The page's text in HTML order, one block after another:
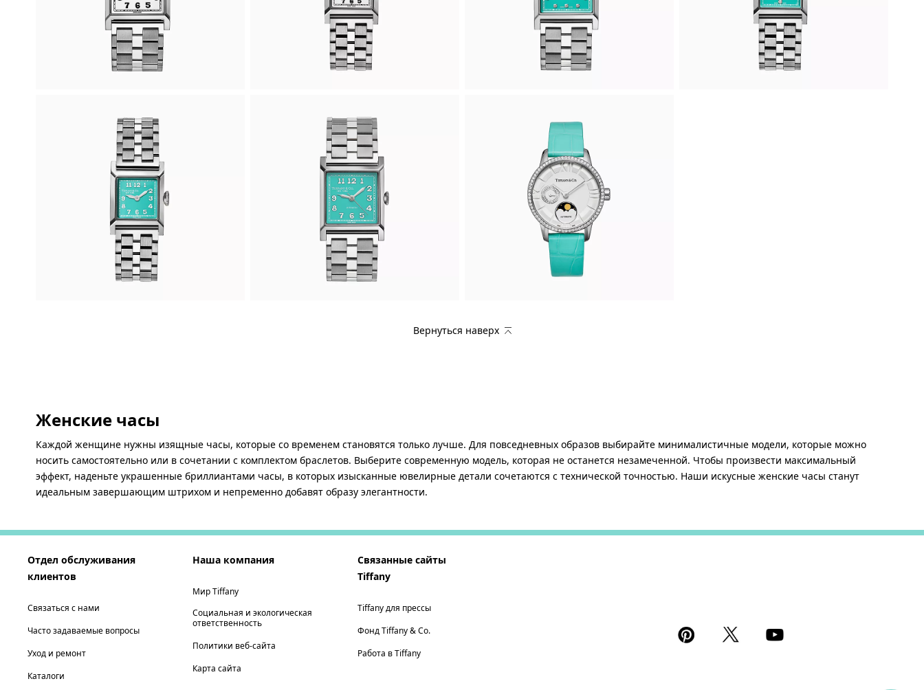
Вернуться наверх
Женские часы
Каждой женщине нужны изящные часы, которые со временем становятся только лучше. Для повседневных образов выбирайте минималистичные модели, которые можно
носить самостоятельно или в сочетании с комплектом браслетов. Выберите современную модель, которая не останется незамеченной. Чтобы произвести максимальный
эффект, наденьте украшенные бриллиантами часы, в которых изысканные ювелирные детали сочетаются с технической точностью. Наши искусные женские часы станут
идеальным завершающим штрихом и непременно добавят образу элегантности.
Отдел обслуживания
клиентов
Связаться с нами
Часто задаваемые вопросы
Уход и ремонт
Каталоги
Наша компания
Мир Tiffany
Социальная и экологическая
ответственность
Политики веб-сайта
Карта сайта
Связанные сайты
Tiffany
Tiffany для прессы
Фонд Tiffany & Co.
Работа в Tiffany